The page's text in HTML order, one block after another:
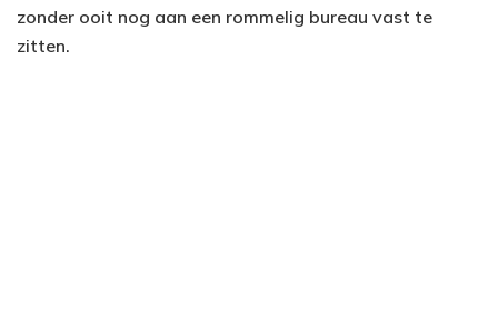
zonder ooit nog aan een rommelig bureau vast te
zitten.